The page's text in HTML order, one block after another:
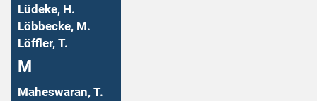
Lüdeke, H.
Löbbecke, M.
Löffler, T.
M
Maheswaran, T.